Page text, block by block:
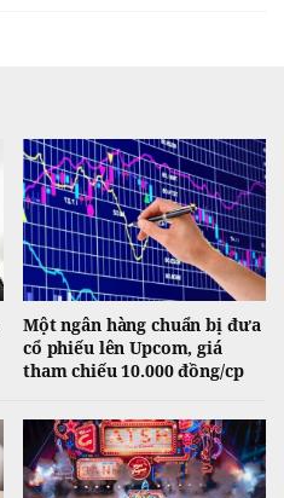
Một ngân hàng chuẩn bị đưa
cổ phiếu lên Upcom, giá
tham chiếu 10.000 đồng/cp